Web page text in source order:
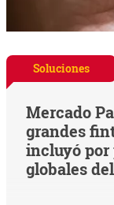
Soluciones
Mercado
grandes
incluyó por
globales